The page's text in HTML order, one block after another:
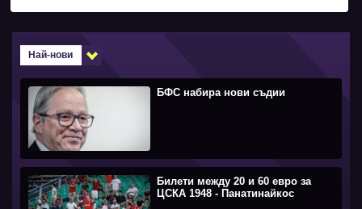
Най-нови
БФС набира нови съдии
Билети между 20 и 60 евро за
ЦСКА 1948 - Панатинайкос